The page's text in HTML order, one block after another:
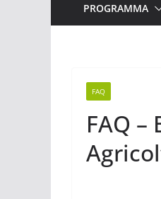
PROGRAMMA
FAQ
FAQ